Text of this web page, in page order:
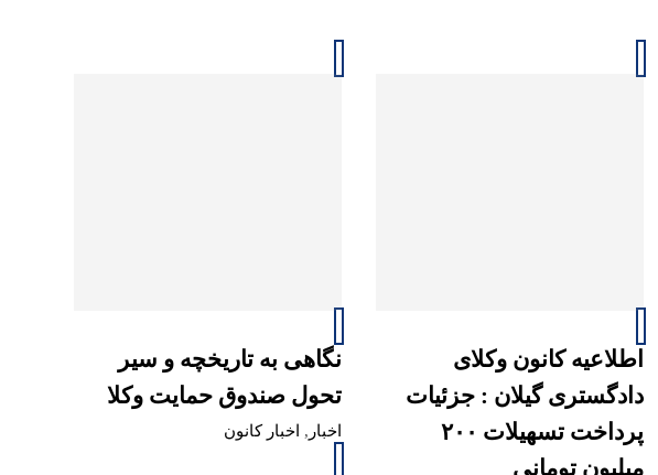
اطلاعیه کانون وکلای
دادگستری گیلان : جزئیات
پرداخت تسهیلات ۲۰۰
میلیون تومانی
نگاهی به تاریخچه و سیر
تحول صندوق حمایت وکلا
اخبار , اخبار کانون